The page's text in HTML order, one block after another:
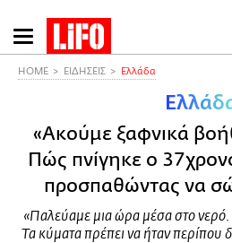
Παράκαμψη
προς
HOME ΕΙΔΗΣΕΙΣ Ελλάδα
«Ακούμε ξαφνικά
Πώς πνίγηκε ο
προσπαθώντας να
«Παλεύαμε μια ώρα μέσα στο
Τα κύματα πρέπει να ήταν περίπου